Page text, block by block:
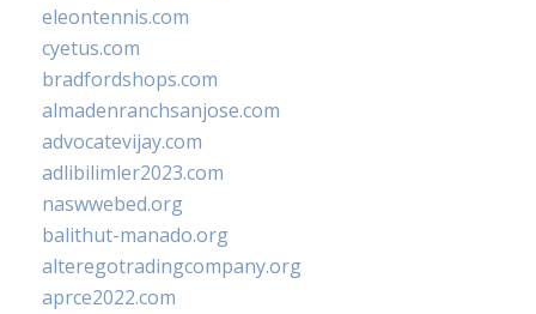
eleontennis.com
cyetus.com
bradfordshops.com
almadenranchsanjose.com
advocatevijay.com
adlibilimler2023.com
naswwebed.org
balithut-manado.org
alteregotradingcompany.org
aprce2022.com